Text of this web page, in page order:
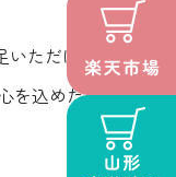
いただけた
を込めた